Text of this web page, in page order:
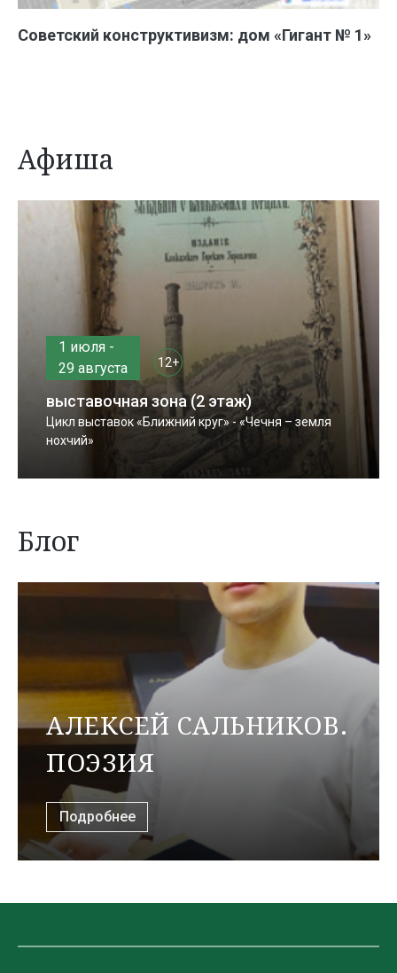
Советский конструктивизм: дом «Гигант № 1»
Афиша
1 июля -
29 августа
12+
выставочная зона (2 этаж)
Цикл выставок «Ближний круг» - «Чечня – земля
нохчий»
Блог
АЛЕКСЕЙ САЛЬНИКОВ.
ПОЭЗИЯ
Подробнее